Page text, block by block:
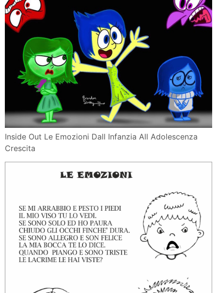
Inside Out Le Emozioni Dall Infanzia All Adolescenza
Crescita